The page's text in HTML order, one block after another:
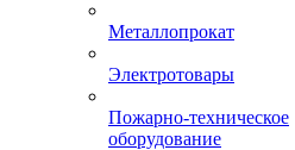
Металлопрокат
Электротовары
Пожарно-техническое
оборудование